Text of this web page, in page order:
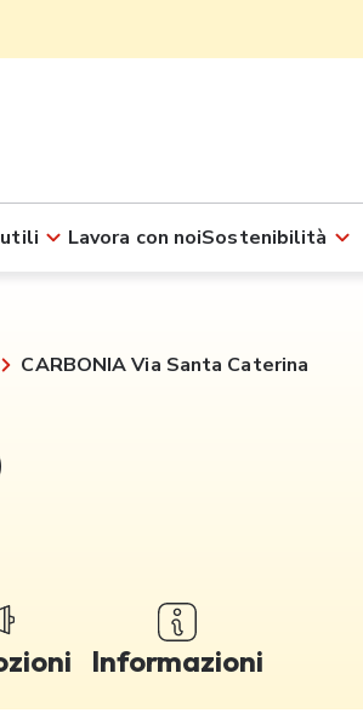
utili Lavora con noiSostenibilità
CARBONIA Via Santa Caterina
Informazioni